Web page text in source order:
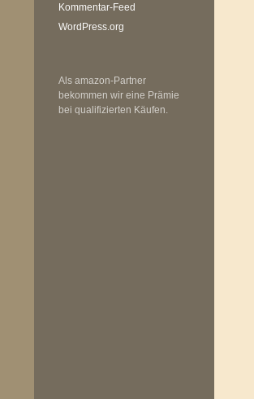
Kommentar-Feed
WordPress.org
Als amazon-Partner
bekommen wir eine Prämie
bei qualifizierten Käufen.